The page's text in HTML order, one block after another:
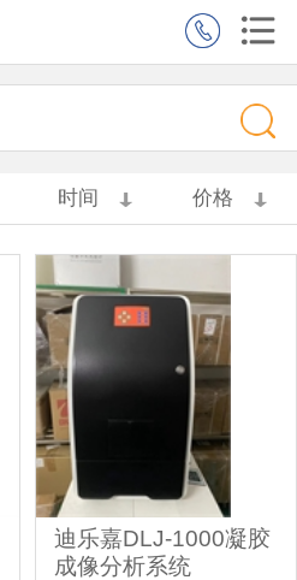
时间 价格
迪乐嘉DLJ-1000凝胶
成像分析系统